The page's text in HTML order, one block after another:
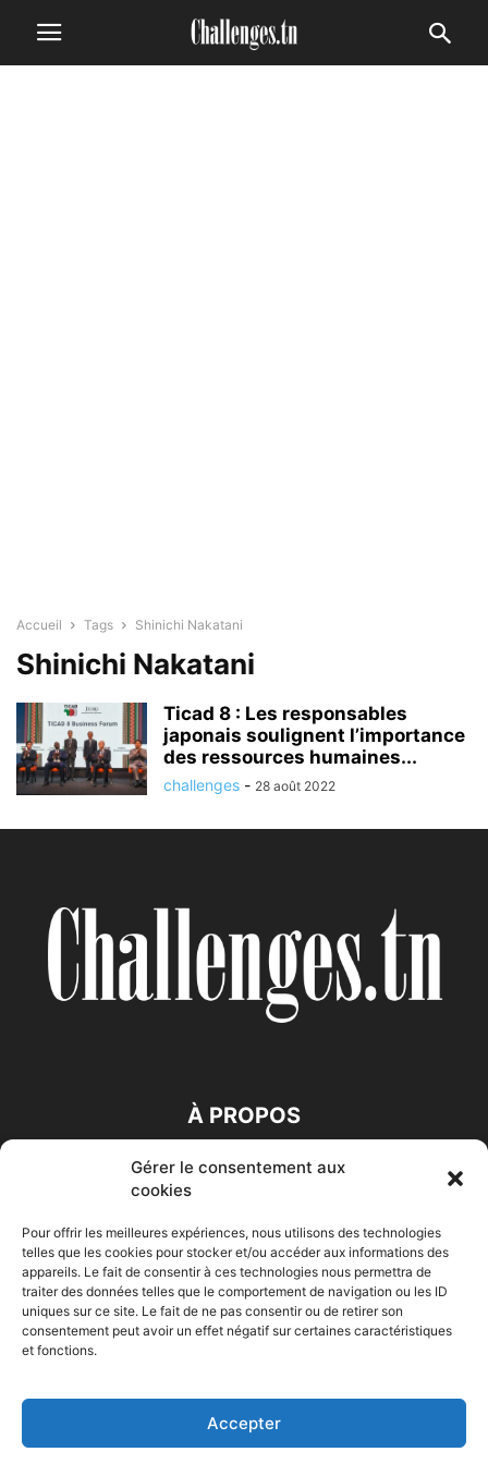
Gérer le consentement aux
cookies
Pour offrir les meilleures expériences, nous utilisons des technologies
telles que les cookies pour stocker et/ou accéder aux informations des
appareils. Le fait de consentir à ces technologies nous permettra de
traiter des données telles que le comportement de navigation ou les ID
uniques sur ce site. Le fait de ne pas consentir ou de retirer son
consentement peut avoir un effet négatif sur certaines caractéristiques
et fonctions.
Accepter
Accueil Tags Shinichi Nakatani
Shinichi Nakatani
Ticad 8 : Les responsables
japonais soulignent l’importance
des ressources humaines...
challenges - 28 août 2022
À PROPOS
SUIVEZ NOUS
Accueil Economie Entreprises Entrepreneur Afrique
HIGH-TECH Auto-Moto